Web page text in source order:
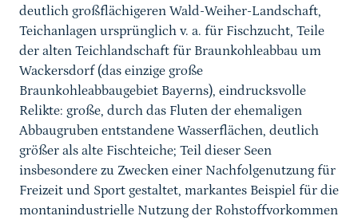
deutlich großflächigeren Wald-Weiher-Landschaft,
Teichanlagen ursprünglich v. a. für Fischzucht, Teile
der alten Teichlandschaft für Braunkohleabbau um
Wackersdorf (das einzige große
Braunkohleabbaugebiet Bayerns), eindrucksvolle
Relikte: große, durch das Fluten der ehemaligen
Abbaugruben entstandene Wasserflächen, deutlich
größer als alte Fischteiche; Teil dieser Seen
insbesondere zu Zwecken einer Nachfolgenutzung für
Freizeit und Sport gestaltet, markantes Beispiel für die
montanindustrielle Nutzung der Rohstoffvorkommen